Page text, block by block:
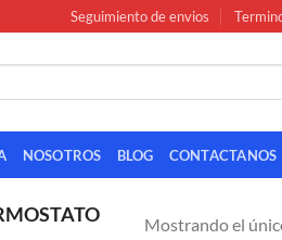
Seguimiento de envios
NOSOTROS BLOG CONTACTANOS
Mostrando el